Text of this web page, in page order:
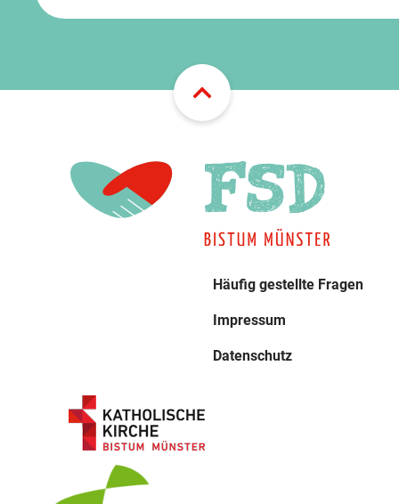
Häufig gestellte Fragen
Impressum
Datenschutz